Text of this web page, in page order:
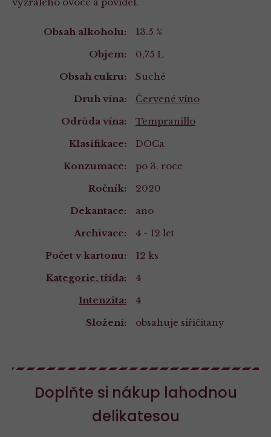
Vlastnosti
Obsah alkoholu:
13.5 %
Objem:
0,75 L
Obsah cukru:
Suché
Druh vína:
Červené víno
Odrůda vína:
Tempranillo
Klasifikace:
DOCa
Konzumace:
po 3. roce
Ročník:
2020
Dekantace:
ano
Archivace:
4 - 12 let
Počet v kartonu:
12 ks
Kategorie, třída:
4
Intenzita:
4
Složení:
obsahuje siřičitany
Doplňte si nákup lahodnou
delikatesou